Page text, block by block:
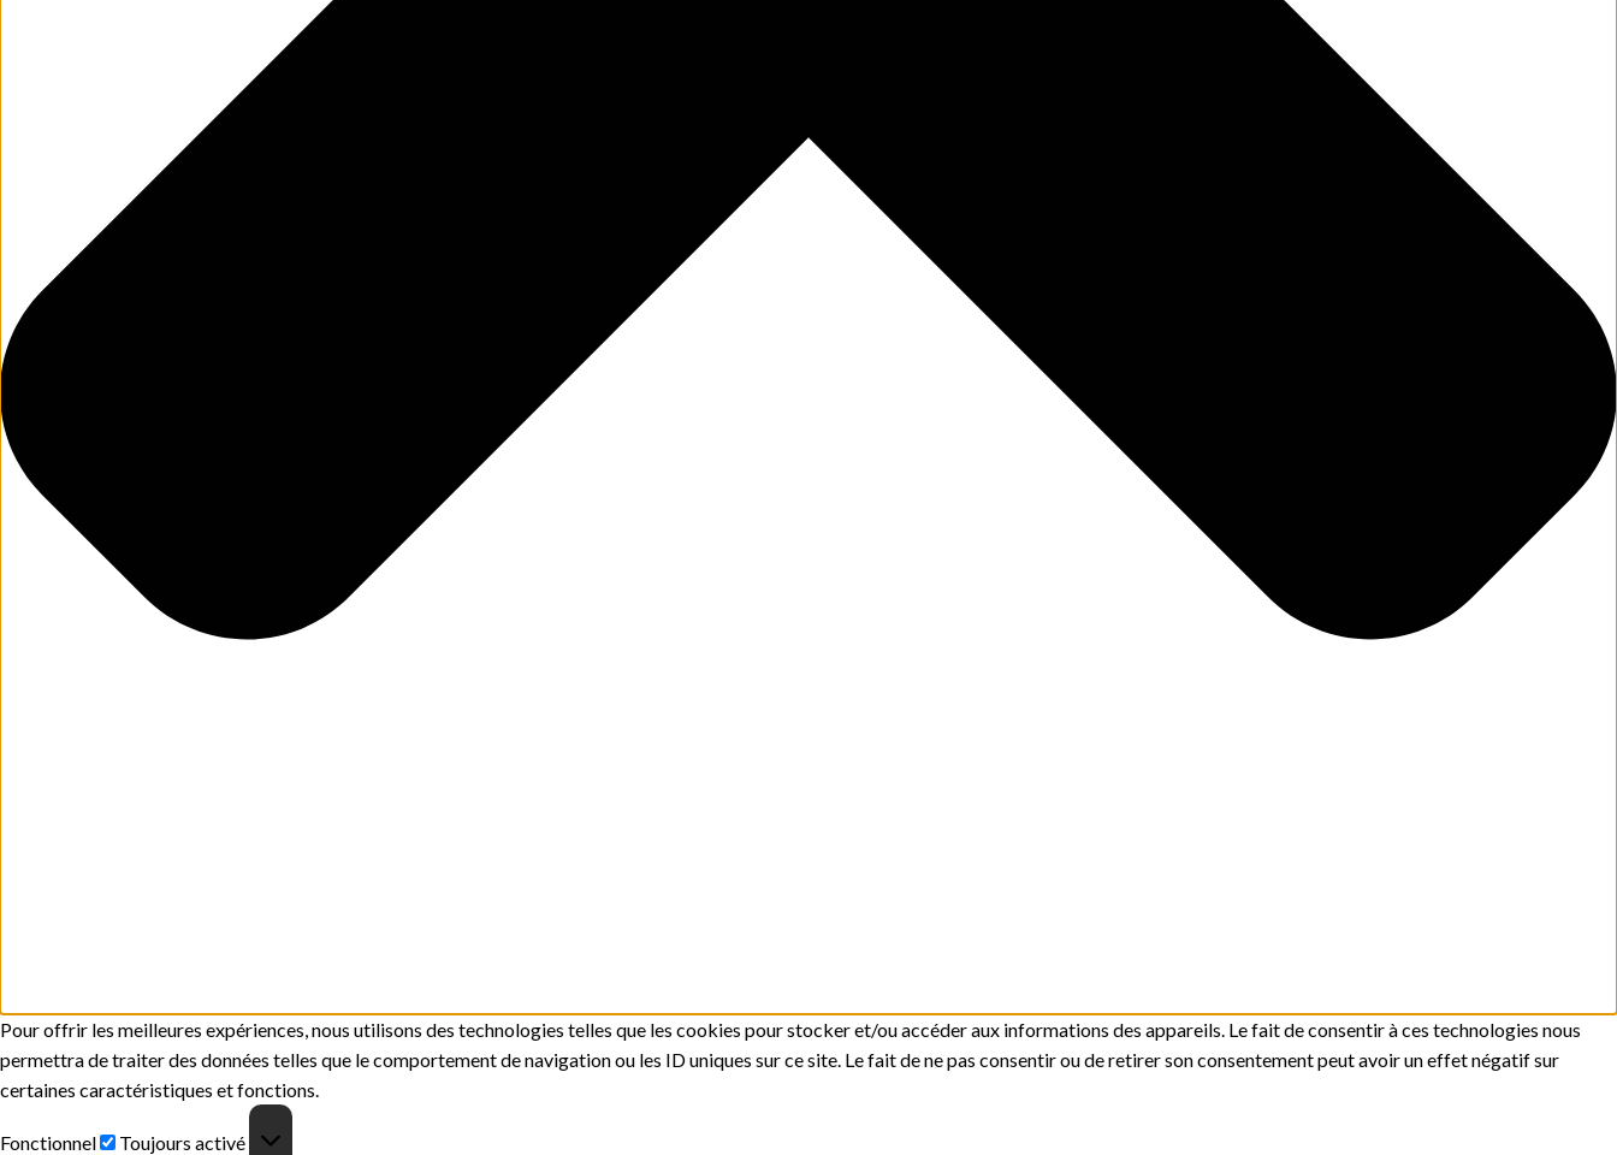
Pour offrir les meilleures expériences, nous utilisons des technologies telles que les cookies pour stocker et/ou accéder aux informations des appareils. Le fait de consentir à ces technologies nous
permettra de traiter des données telles que le comportement de navigation ou les ID uniques sur ce site. Le fait de ne pas consentir ou de retirer son consentement peut avoir un effet négatif sur
certaines caractéristiques et fonctions.
Fonctionnel
Toujours activé